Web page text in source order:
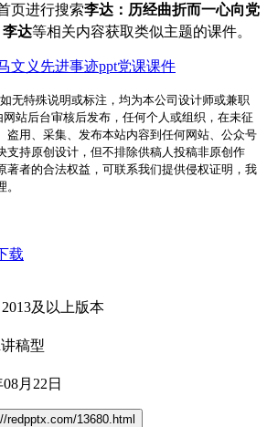
页进行搜索李达：历经曲折而一心向党
达等相关内容获取类似主题的课件。
文义先进事迹ppt党课课件
无特殊说明或标注，均为本公司设计师或兼职
站后台审核后发布，任何个人或组织，在未征
盗用、采集、发布本站内容到任何网站、公众号
支持原创设计，但不排除供稿人投稿非原创作
著者的合法权益，可联系我们提供侵权证明，我
载
2013及以上版本
稿型
月22日
redpptx.com/13680.html